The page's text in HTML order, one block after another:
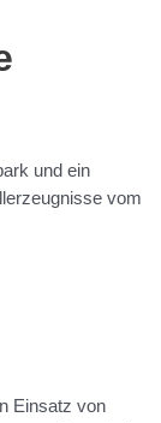
und ein
vom
Einsatz von